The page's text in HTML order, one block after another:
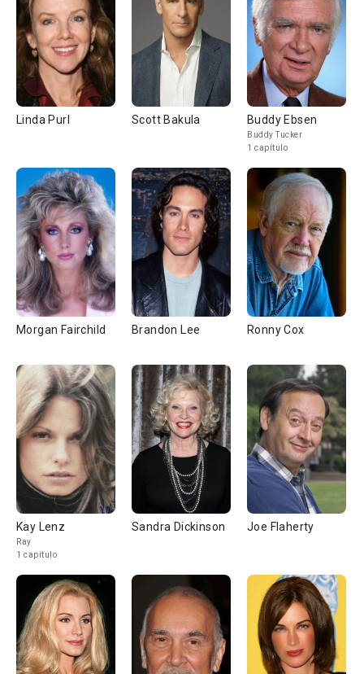
Linda Purl Scott Bakula Buddy Ebsen
Buddy Tucker
1 capítulo
Morgan Fairchild Brandon Lee Ronny Cox
Kay Lenz
Ray
1 capítulo
Sandra Dickinson Joe Flaherty